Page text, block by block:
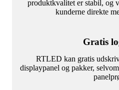
produktkvalitet er stabil, og
kunderne direkte
Gratis
RTLED kan gratis
displaypanel og pakker,